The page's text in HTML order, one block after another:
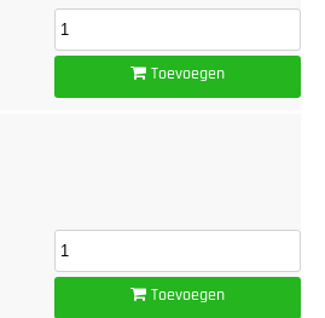
Toevoegen
Toevoegen